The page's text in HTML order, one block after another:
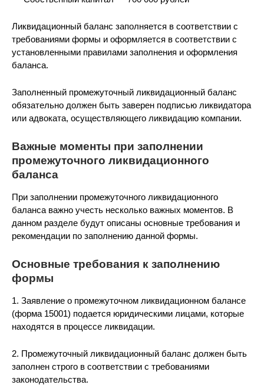
Ликвидационный баланс заполняется в соответствии с
требованиями формы и оформляется в соответствии с
установленными правилами заполнения и оформления
баланса.
Заполненный промежуточный ликвидационный баланс
обязательно должен быть заверен подписью ликвидатора
или адвоката, осуществляющего ликвидацию компании.
Важные моменты при заполнении
промежуточного ликвидационного
баланса
При заполнении промежуточного ликвидационного
баланса важно учесть несколько важных моментов. В
данном разделе будут описаны основные требования и
рекомендации по заполнению данной формы.
Основные требования к заполнению
формы
1. Заявление о промежуточном ликвидационном балансе
(форма 15001) подается юридическими лицами, которые
находятся в процессе ликвидации.
2. Промежуточный ликвидационный баланс должен быть
заполнен строго в соответствии с требованиями
законодательства.